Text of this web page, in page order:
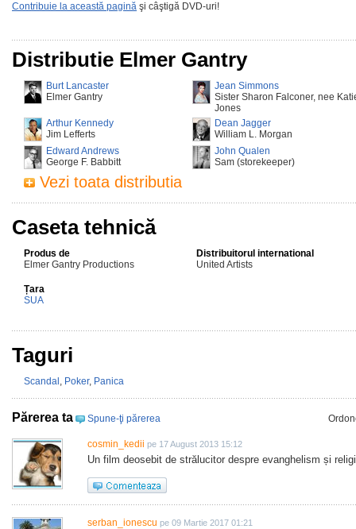
Contribuie la această pagină şi câştigă DVD-uri!
Distributie Elmer Gantry
Burt Lancaster
Elmer Gantry
Jean Simmons
Sister Sharon Falconer, nee
Jones
Arthur Kennedy
Jim Lefferts
Dean Jagger
William L. Morgan
Edward Andrews
George F. Babbitt
John Qualen
Sam (storekeeper)
Vezi toata distributia
Caseta tehnică
Produs de
Elmer Gantry Productions
Distribuitorul international
United Artists
Țara
SUA
Taguri
Scandal , Poker, Panica
Părerea ta Spune-ţi părerea
cosmin_kedii pe 17 August 2013 15:12
Un film deosebit de strălucitor despre evanghelism și
serban_ionescu pe 09 Martie 2017 01:21